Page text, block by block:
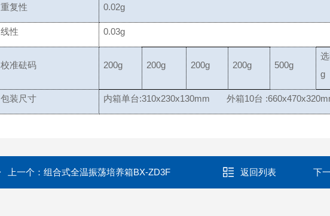
重复性 0.02g
线性 0.03g
校准砝码 200g 200g 200g 200g 500g
g
包装尺寸 内箱单台:310x230x130mm 外箱10台
上一个：组合式全温振荡培养箱BX-ZD3F 返回列表 下